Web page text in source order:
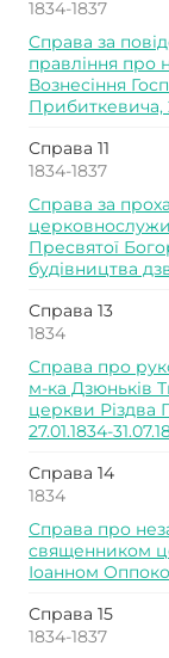
1834-1837
Справа за
правління про
Вознесіння
Прибиткевича,
Справа 11
1834-1837
Справа за
Пресвятої
будівництва
Справа 13
1834
Справа про
м-ка Дзюньків
церкви Різдва
27.01.1834-
Справа 14
1834
Справа про
священником
Іоанном
Справа 15
1834-1837